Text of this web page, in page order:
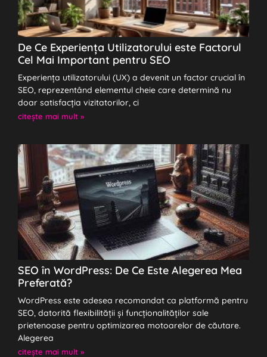
De Ce Experiența Utilizatorului este Factorul
Cel Mai Important pentru SEO
Experiența utilizatorului (UX) a devenit un factor crucial în
SEO, reprezentând elementul cheie care determină nu
doar satisfacția vizitatorilor, ci
citeşte mai mult »
SEO în WordPress: De Ce Este Alegerea Mea
Preferată?
WordPress este adesea recomandat ca platformă pentru
SEO, datorită flexibilității și funcționalităților sale
prietenoase pentru optimizarea motoarelor de căutare.
Alegerea
citeşte mai mult »